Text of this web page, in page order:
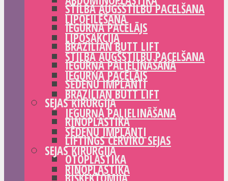
STILBA AUGŠSTILBU PACELŠANA
IEGURŅA PACĒLĀJS
BRAZILIAN BUTT LIFT
IEGURŅA PALIELINĀŠANA
SĒDEŅU IMPLANTI
SEJAS ĶIRURĢIJA
RINOPLASTIKA
LIFTINGS CERVIKO SEJAS
OTOPLASTIKA
LIPOFILĒŠANA
LIPOSAKCIJA
STILBA AUGŠSTILBU PACELŠANA
IEGURŅA PACĒLĀJS
BRAZILIAN BUTT LIFT
IEGURŅA PALIELINĀŠANA
SĒDEŅU IMPLANTI
SEJAS ĶIRURĢIJA
RINOPLASTIKA